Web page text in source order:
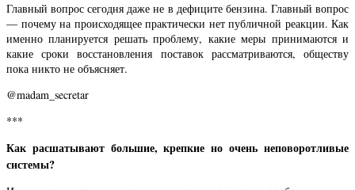
Главный вопрос сегодня даже не в дефиците бензина. Главный вопрос
— почему на происходящее практически нет публичной реакции. Как
именно планируется решать проблему, какие меры принимаются и
какие сроки восстановления поставок рассматриваются, обществу
пока никто не объясняет.
@madam_secretar
***
Как расшатывают большие, крепкие но очень неповоротливые
системы?